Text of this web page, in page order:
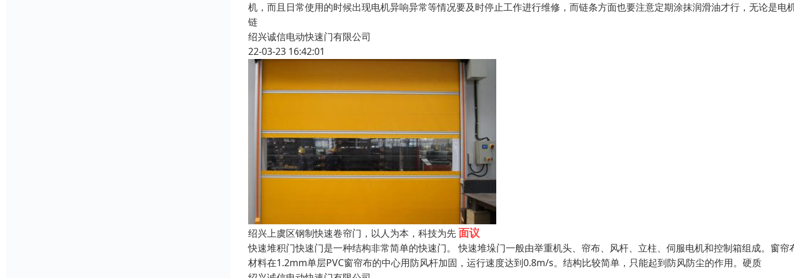
机，而且日常使用的时候出现电机异响异常等情况要及时停止工作进行维修，而链条方面也要注意定期涂抹润滑油才行，无论是电
链
绍兴诚信电动快速门有限公司
22-03-23 16:42:01
绍兴上虞区钢制快速卷帘门，以人为本，科技为先面议
快速堆积门快速门是一种结构非常简单的快速门。 快速堆垛门一般由举重机头、帘布、风杆、立柱、伺服电机和控制箱组成。窗帘
材料在1.2mm单层PVC窗帘布的中心用防风杆加固，运行速度达到0.8m/s。结构比较简单，只能起到防风防尘的作用。硬质